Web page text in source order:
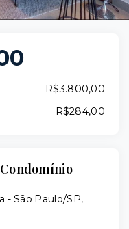
R$3.800,00
R$284,00
- São Paulo/SP,